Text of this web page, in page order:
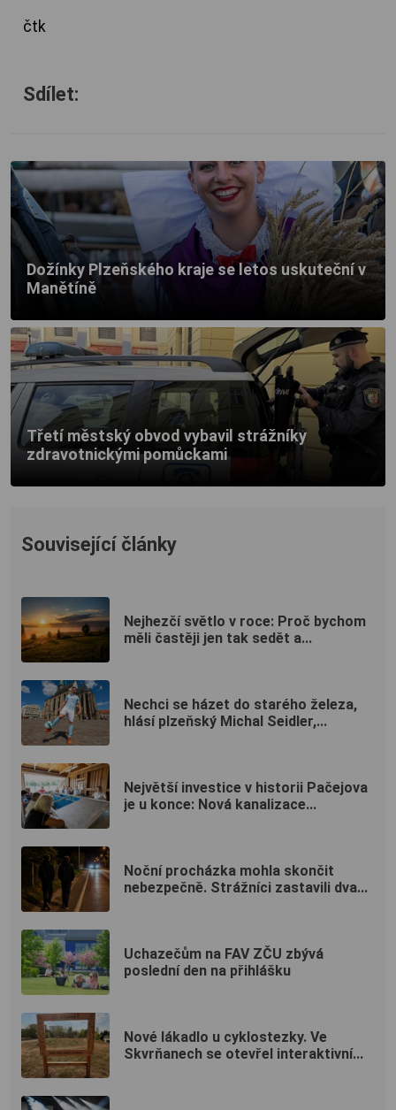
čtk
Sdílet:
Dožínky Plzeňského kraje se letos uskuteční v
Manětíně
Třetí městský obvod vybavil strážníky
zdravotnickými pomůckami
Související články
Nejhezčí světlo v roce: Proč bychom
měli častěji jen tak sedět a...
Nechci se házet do starého železa,
hlásí plzeňský Michal Seidler,...
Největší investice v historii Pačejova
je u konce: Nová kanalizace...
Noční procházka mohla skončit
nebezpečně. Strážníci zastavili dva...
Uchazečům na FAV ZČU zbývá
poslední den na přihlášku
Nové lákadlo u cyklostezky. Ve
Skvrňanech se otevřel interaktivní...